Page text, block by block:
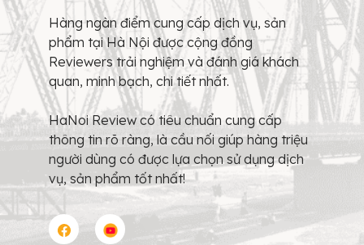
Hàng ngàn điểm cung cấp dịch vụ, sản
phẩm tại Hà Nội được cộng đồng
Reviewers trải nghiệm và đánh giá khách
quan, minh bạch, chi tiết nhất.
HaNoi Review có tiêu chuẩn cung cấp
thông tin rõ ràng, là cầu nối giúp hàng triệu
người dùng có được lựa chọn sử dụng dịch
vụ, sản phẩm tốt nhất!